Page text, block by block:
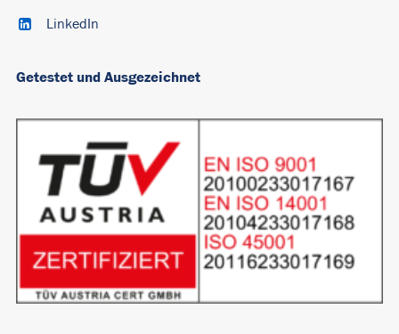
LinkedIn
Getestet und Ausgezeichnet